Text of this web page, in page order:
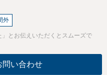
外
とお伝えいただくとスムーズで
問い合わせ